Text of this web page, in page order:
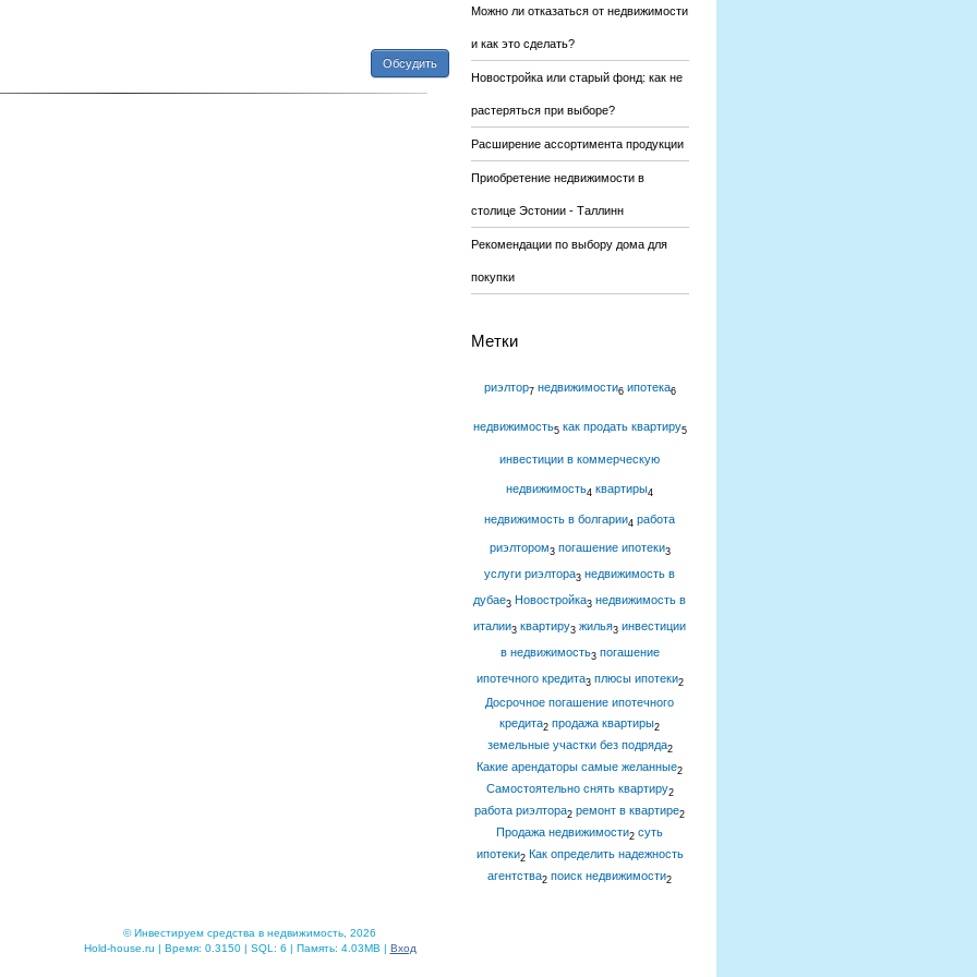
Обсудить
Можно ли отказаться от недвижимости
и как это сделать?
Новостройка или старый фонд: как не
растеряться при выборе?
Расширение ассортимента продукции
Приобретение недвижимости в
столице Эстонии - Таллинн
Рекомендации по выбору дома для
покупки
Метки
риэлтор7 недвижимости6 ипотека6
недвижимость5 как продать квартиру5
инвестиции в коммерческую
недвижимость4 квартиры4
недвижимость в болгарии4 работа
риэлтором3 погашение ипотеки3
услуги риэлтора3 недвижимость в
дубае3 Новостройка3 недвижимость в
италии3 квартиру3 жилья3 инвестиции
в недвижимость3 погашение
ипотечного кредита3 плюсы ипотеки2
Досрочное погашение ипотечного
кредита2 продажа квартиры2
земельные участки без подряда2
Какие арендаторы самые желанные2
Самостоятельно снять квартиру2
работа риэлтора2 ремонт в квартире2
Продажа недвижимости2 суть
ипотеки2 Как определить надежность
агентства2 поиск недвижимости2
© Инвестируем средства в недвижимость, 2026
Hold-house.ru | Время: 0.3150 | SQL: 6 | Память: 4.03MB | Вход